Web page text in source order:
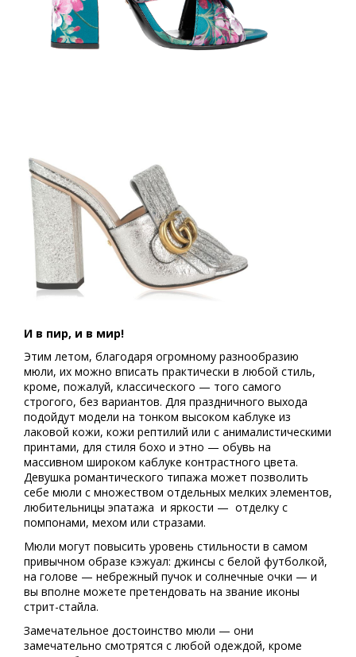
И в пир, и в мир!
Этим летом, благодаря огромному разнообразию
мюли, их можно вписать практически в любой стиль,
кроме, пожалуй, классического — того самого
строгого, без вариантов. Для праздничного выхода
подойдут модели на тонком высоком каблуке из
лаковой кожи, кожи рептилий или с анималистическими
принтами, для стиля бохо и этно — обувь на
массивном широком каблуке контрастного цвета.
Девушка романтического типажа может позволить
себе мюли с множеством отдельных мелких элементов,
любительницы эпатажа и яркости — отделку с
помпонами, мехом или стразами.
Мюли могут повысить уровень стильности в самом
привычном образе кэжуал: джинсы с белой футболкой,
на голове — небрежный пучок и солнечные очки — и
вы вполне можете претендовать на звание иконы
стрит-стайла.
Замечательное достоинство мюли — они
замечательно смотрятся с любой одеждой, кроме